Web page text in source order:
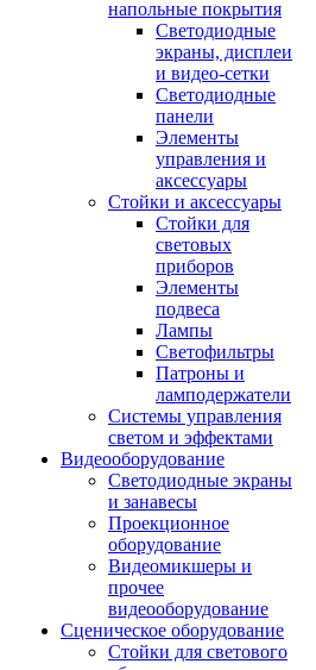
напольные покрытия
Светодиодные
экраны, дисплеи
и видео-сетки
Светодиодные
панели
Элементы
управления и
аксессуары
Стойки и аксессуары
Стойки для
световых
приборов
Элементы
подвеса
Лампы
Светофильтры
Патроны и
ламподержатели
Системы управления
светом и эффектами
Видеооборудование
Светодиодные экраны
и занавесы
Проекционное
оборудование
Видеомикшеры и
прочее
видеооборудование
Сценическое оборудование
Стойки для светового